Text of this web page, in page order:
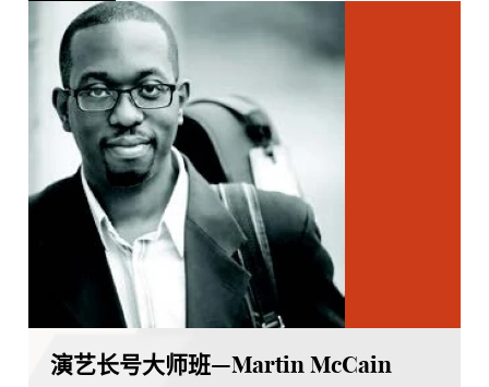
演艺长号大师班—Martin McCain